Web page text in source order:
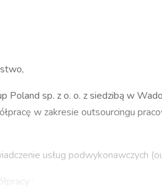
Poland sp. z o. o. z siedzibą w
w zakresie outsourcingu
usług podwykonawczych
: